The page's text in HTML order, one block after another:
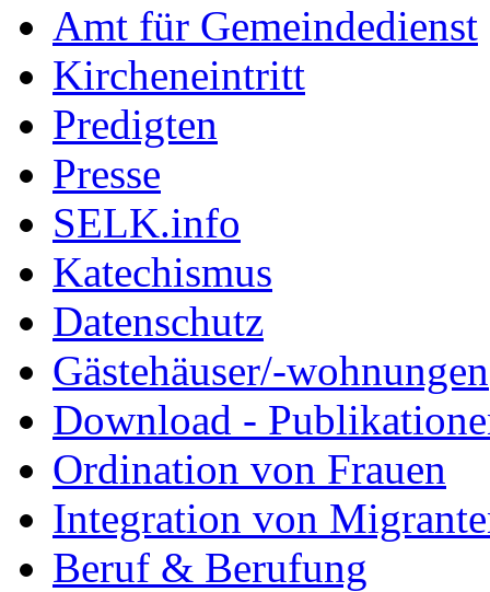
Amt für Gemeindedienst
Kircheneintritt
Predigten
Presse
SELK.info
Katechismus
Datenschutz
Gästehäuser/-wohnungen
Download -
Ordination von Frauen
Integration von
Beruf & Berufung